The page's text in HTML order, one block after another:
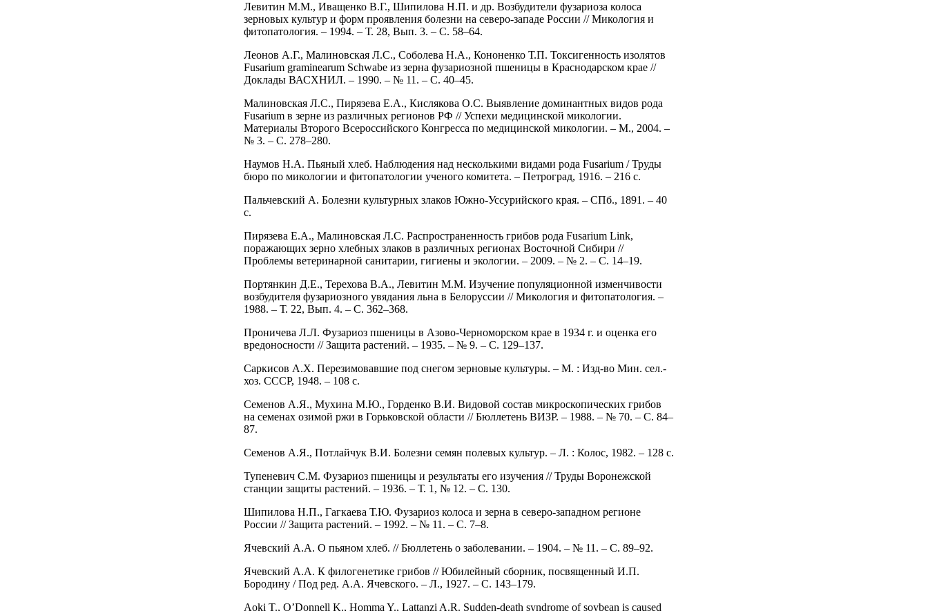
Левитин М.М., Иващенко В.Г., Шипилова Н.П. и др. Возбудители фузариоза колоса
зерновых культур и форм проявления болезни на северо-западе России // Микология и
фитопатология. – 1994. – Т. 28, Вып. 3. – С. 58–64.
Леонов А.Г., Малиновская Л.С., Соболева Н.А., Кононенко Т.П. Токсигенность изолятов
Fusarium graminearum Schwabe из зерна фузариозной пшеницы в Краснодарском крае //
Доклады ВАСХНИЛ. – 1990. – № 11. – С. 40–45.
Малиновская Л.С., Пирязева Е.А., Кислякова О.С. Выявление доминантных видов рода
Fusarium в зерне из различных регионов РФ // Успехи медицинской микологии.
Материалы Второго Всероссийского Конгресса по медицинской микологии. – М., 2004. –
№ 3. – С. 278–280.
Наумов Н.А. Пьяный хлеб. Наблюдения над несколькими видами рода Fusarium / Труды
бюро по микологии и фитопатологии ученого комитета. – Петроград, 1916. – 216 с.
Пальчевский А. Болезни культурных злаков Южно-Уссурийского края. – СПб., 1891. – 40
с.
Пирязева Е.А., Малиновская Л.С. Распространенность грибов рода Fusarium Link,
поражающих зерно хлебных злаков в различных регионах Восточной Сибири //
Проблемы ветеринарной санитарии, гигиены и экологии. – 2009. – № 2. – С. 14–19.
Портянкин Д.Е., Терехова В.А., Левитин М.М. Изучение популяционной изменчивости
возбудителя фузариозного увядания льна в Белоруссии // Микология и фитопатология. –
1988. – Т. 22, Вып. 4. – С. 362–368.
Проничева Л.Л. Фузариоз пшеницы в Азово-Черноморском крае в 1934 г. и оценка его
вредоносности // Защита растений. – 1935. – № 9. – С. 129–137.
Саркисов А.Х. Перезимовавшие под снегом зерновые культуры. – М. : Изд-во Мин. сел.-
хоз. СССР, 1948. – 108 с.
Семенов А.Я., Мухина М.Ю., Горденко В.И. Видовой состав микроскопических грибов
на семенах озимой ржи в Горьковской области // Бюллетень ВИЗР. – 1988. – № 70. – С. 84–
87.
Семенов А.Я., Потлайчук В.И. Болезни семян полевых культур. – Л. : Колос, 1982. – 128 с.
Тупеневич С.М. Фузариоз пшеницы и результаты его изучения // Труды Воронежской
станции защиты растений. – 1936. – Т. 1, № 12. – С. 130.
Шипилова Н.П., Гагкаева Т.Ю. Фузариоз колоса и зерна в северо-западном регионе
России // Защита растений. – 1992. – № 11. – С. 7–8.
Ячевский А.А. О пьяном хлеб. // Бюллетень о заболевании. – 1904. – № 11. – С. 89–92.
Ячевский А.А. К филогенетике грибов // Юбилейный сборник, посвященный И.П.
Бородину / Под ред. А.А. Ячевского. – Л., 1927. – С. 143–179.
Aoki T., O’Donnell K., Homma Y., Lattanzi A.R. Sudden-death syndrome of soybean is caused